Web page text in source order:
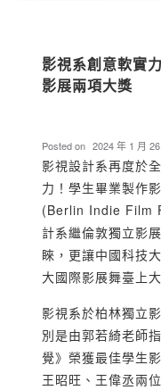
影視系創意軟實
影展兩項大獎
Posted on 2024 年 1 月 26
影視設計系再度於
力！學生畢業製作
(Berlin Indie Film
計系繼倫敦獨立影
睞，更讓中國科技
大國際影展舞臺上
影視系於柏林獨立
別是由郭若綺老師
覺》榮獲最佳學生
王昭旺、王偉丞兩